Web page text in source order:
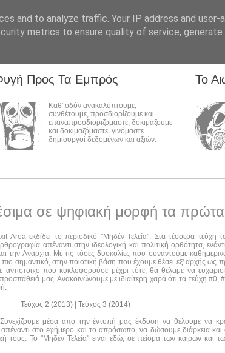
Προς Τα Εμπρός
Καθ' οδόν ανακαλύπτουμε,
συνθέτουμε, προσδιορίζουμε και
επαναπροσδιοριζόμαστε, δοκιμάζουμε
και δοκιμαζόμαστε. γινόμαστε
δημιουργοί δεδομένων και αξιών.
Το
σε ψηφιακή μορφή τα
Area εκδίδει το περιοδικό "Μηδέν Τελεία". Στα τέσσερα τεύχη
απέναντι στην ιδεολογική και πολιτική ορθότητα,
την Αναρχία. Με τις τόσες δυσκολίες που συναντούμε
σημαντικό, στην ποιοτική βάση που έχουμε θέσει εξ' αρχής ως
που κυκλοφορούσε μέχρι τότε, θα θέλαμε να
μας. Ανακοινώνουμε με ιδιαίτερη χαρά ότι τα τεύχη #0,
Τεύχος 2 (2013) | Τεύχος 3 (2014)
μέσα από την έντυπή μας έκδοση να θέλουμε να
απέναντι στο εφήμερο και το απρόσωπο, να δώσουμε διάρκεια
τους. Το "Μηδέν Τελεία" είναι εδώ, σε πείσμα των καιρών και
and to analyze traffic. Your IP address and user-
metrics to ensure quality of service, generate